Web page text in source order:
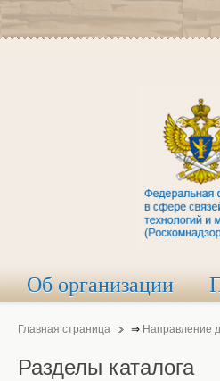
Об организации
Главная страница ⇒ Направление
Разделы каталога